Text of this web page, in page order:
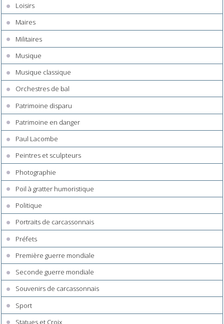
Loisirs
Maires
Militaires
Musique
Musique classique
Orchestres de bal
Patrimoine disparu
Patrimoine en danger
Paul Lacombe
Peintres et sculpteurs
Photographie
Poil à gratter humoristique
Politique
Portraits de carcassonnais
Préfets
Première guerre mondiale
Seconde guerre mondiale
Souvenirs de carcassonnais
Sport
Statues et Croix